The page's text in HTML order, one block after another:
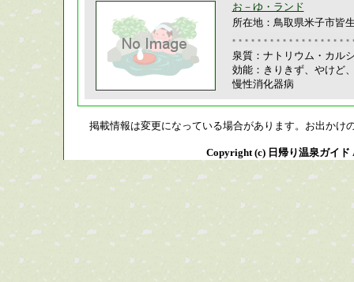
お－ゆ・ランド
所在地：鳥取県米子市皆
泉質：ナトリウム・カル
効能：きりきず、やけど
慢性消化器病
掲載情報は変更になっている場合があります。お出かけ
Copyright (c) 日帰り温泉ガイド